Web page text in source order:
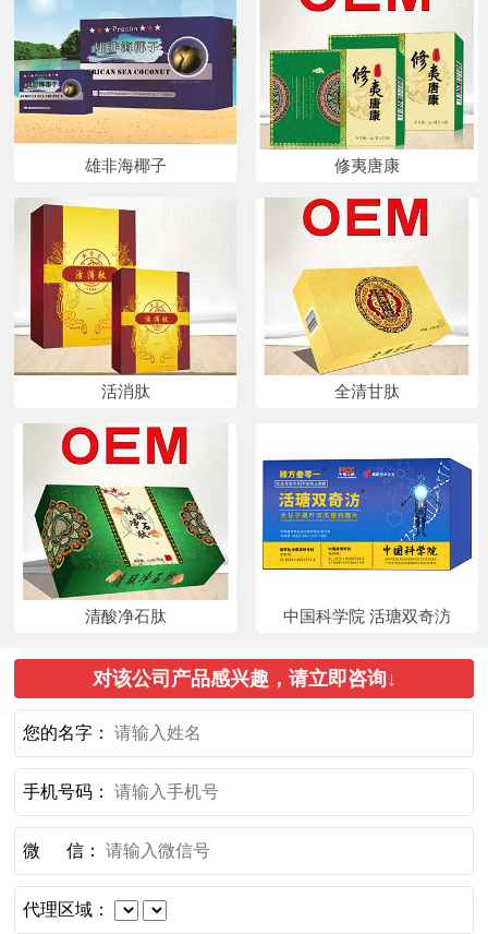
雄非海椰子 修夷唐康
活消肽 全清甘肽
清酸净石肽 中国科学院 活瑭双奇汸
对该公司产品感兴趣，请立即咨询↓
您的名字：
手机号码：
微 信：
代理区域：